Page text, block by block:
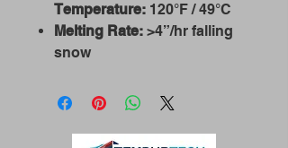
Temperature: 120°F / 49°C
Melting Rate: >4”/hr falling
snow